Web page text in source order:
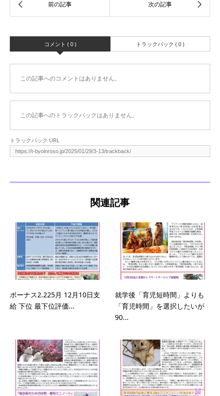
コメント ( 0 ) トラックバック ( 0 )
この記事へのコメントはありません。
この記事へのトラックバックはありません。
トラックバック URL
関連記事
ボーナス2.225月 12月10日支
給 下位 最下位評価...
就学後「育児短時間」よりも
「育児時間」を選択したいが
90...